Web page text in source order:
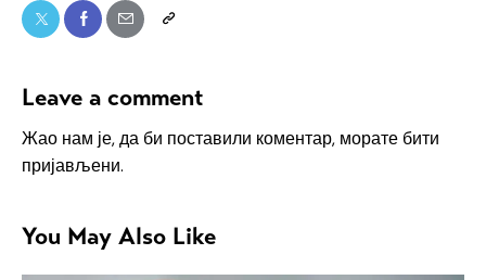
Leave a comment
Жао нам је, да би поставили коментар, морате бити
пријављени.
You May Also Like